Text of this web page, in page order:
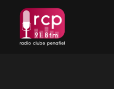
content